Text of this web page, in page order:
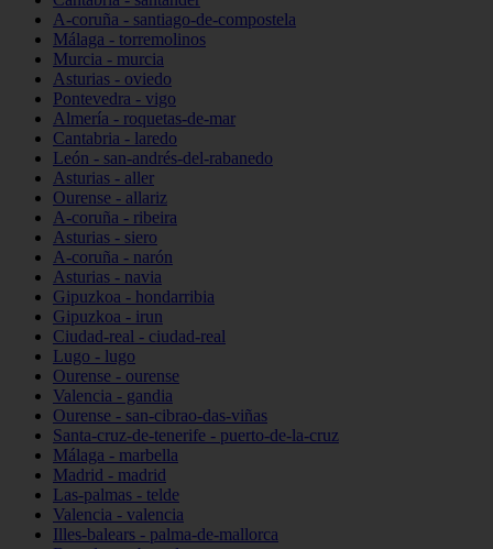
A-coruña - santiago-de-compostela
Málaga - torremolinos
Murcia - murcia
Asturias - oviedo
Pontevedra - vigo
Almería - roquetas-de-mar
Cantabria - laredo
León - san-andrés-del-rabanedo
Asturias - aller
Ourense - allariz
A-coruña - ribeira
Asturias - siero
A-coruña - narón
Asturias - navia
Gipuzkoa - hondarribia
Gipuzkoa - irun
Ciudad-real - ciudad-real
Lugo - lugo
Ourense - ourense
Valencia - gandia
Ourense - san-cibrao-das-viñas
Santa-cruz-de-tenerife - puerto-de-la-cruz
Málaga - marbella
Madrid - madrid
Las-palmas - telde
Valencia - valencia
Illes-balears - palma-de-mallorca